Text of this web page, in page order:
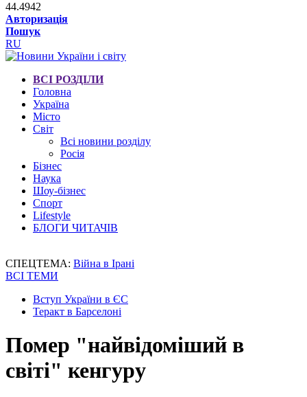
44.4942
Авторизація
Пошук
RU
ВСІ РОЗДІЛИ
Головна
Україна
Місто
Світ
Всі новини розділу
Росія
Бізнес
Наука
Шоу-бізнес
Спорт
Lifestyle
БЛОГИ ЧИТАЧІВ
СПЕЦТЕМА: Війна в Ірані
ВСІ ТЕМИ
Вступ України в ЄС
Теракт в Барселоні
Помер "найвідоміший в
світі" кенгуру